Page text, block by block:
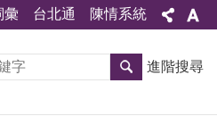
彙 台北通 陳情系統
進階搜尋